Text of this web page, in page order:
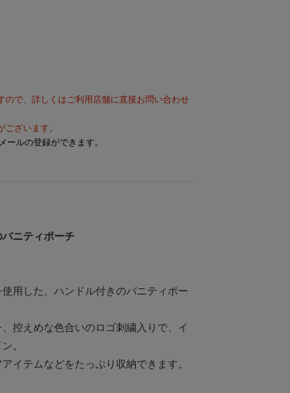
で、詳しくはご利用店舗に直接お問い合わせ
ざいます。
ルの登録ができます。
ニティポーチ
用した、ハンドル付きのバニティポー
控えめな色合いのロゴ刺繍入りで、イ
。
イテムなどをたっぷり収納できます。